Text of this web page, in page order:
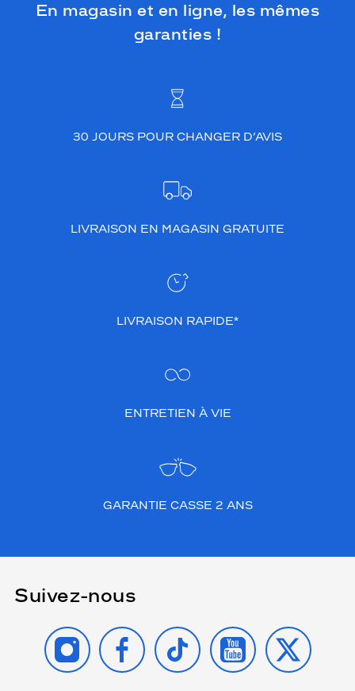
En magasin et en ligne, les mêmes
garanties !
30 JOURS POUR CHANGER D’AVIS
LIVRAISON EN MAGASIN GRATUITE
LIVRAISON RAPIDE*
ENTRETIEN À VIE
GARANTIE CASSE 2 ANS
Suivez-nous
INSTAGRAMFACEBOOK
TIKTOK YOUTUBE
X